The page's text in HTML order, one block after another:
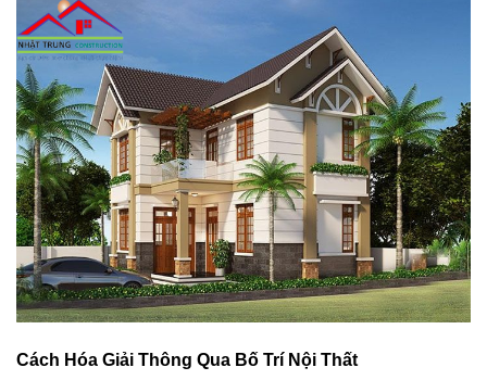
Cách Hóa Giải Thông Qua Bố Trí Nội Thất